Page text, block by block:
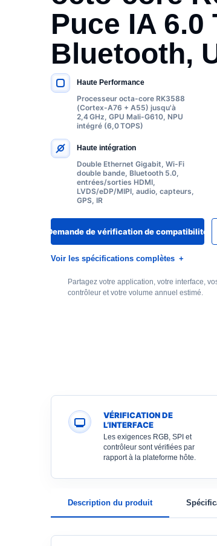
Puce IA 6.0
Bluetooth,
SPÉCIFICATIONS CLÉS
Haute Performance
Processeur octa-core RK3588
(Cortex-A76 + A55) jusqu'à
2,4 GHz, GPU Mali-G610, NPU
intégré (6,0 TOPS)
Haute intégration
Double Ethernet Gigabit, Wi-Fi
double bande, Bluetooth 5.0,
entrées/sorties HDMI,
LVDS/eDP/MIPI, audio, capteurs,
GPS, IR
Demande de vérification de compatibilité
Voir les spécifications complètes
Partagez votre application, votre interface,
contrôleur et votre volume annuel estimé.
VÉRIFICATION DE
L’INTERFACE
Les exigences RGB, SPI et
contrôleur sont vérifiées par
rapport à la plateforme hôte.
Description du produit